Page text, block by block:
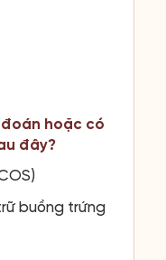
hoặc có
đây?
buồng trứng